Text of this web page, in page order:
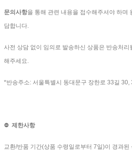
문의사항을 통해 관련 내용을 접수해주셔야 하며
담합니다.
사전 상담 없이 임의로 발송하신 상품은 반송처리
해주세요.
*반송주소: 서울특별시 동대문구 장한로 33길
⛔️ 제한사항
교환/반품 기간(상품 수령일로부터 7일)이 경과된